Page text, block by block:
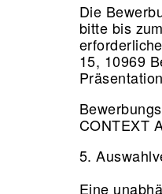
Die
bitte bis
15, 10969
CONTEXT
5.
Eine